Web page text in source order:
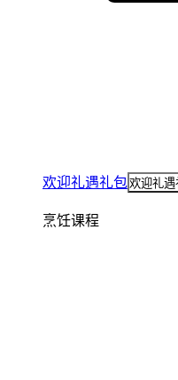
欢迎礼遇礼包欢迎礼遇
烹饪课程